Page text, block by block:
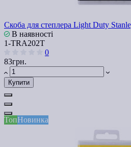
Скоба для степлера Light Duty
В наявності
1-TRA202T
0
83грн.
Купити
ТопНовинка